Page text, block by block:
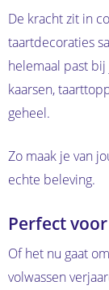
De kracht zit in
taartdecoraties
helemaal past
kaarsen,
geheel.
Zo maak je van
echte beleving.
Perfect
Of het nu gaat
volwassen